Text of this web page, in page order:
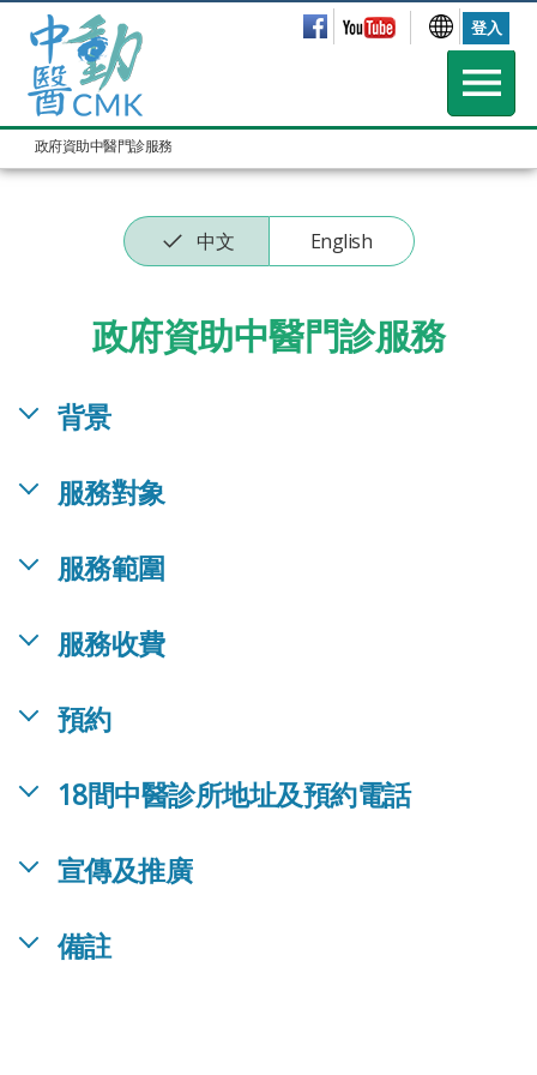
登入
政府資助中醫門診服務
中文 English
政府資助中醫門診服務
背景
服務對象
服務範圍
服務收費
預約
18間中醫診所地址及預約電話
宣傳及推廣
備註